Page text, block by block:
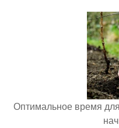
Оптимальное время